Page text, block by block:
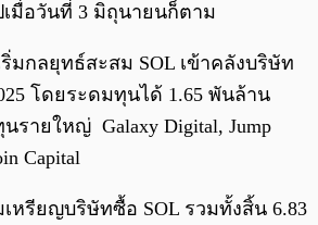
เมื่อวันที่ 3 มิถุนายนก็ตาม
ริ่มกลยุทธ์สะสม SOL เข้าคลังบริษัท
โดยระดมทุนได้ 1.65 พันล้าน
รายใหญ่ Galaxy Digital, Jump
Capital
หรียญบริษัทซื้อ SOL รวมทั้งสิ้น 6.83